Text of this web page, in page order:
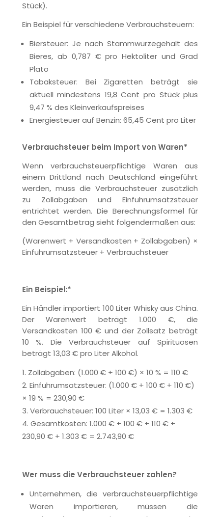
Stück).
Ein Beispiel für verschiedene Verbrauchsteuern:
Biersteuer: Je nach Stammwürzegehalt des
Bieres, ab 0,787 € pro Hektoliter und Grad
Plato
Tabaksteuer: Bei Zigaretten beträgt sie
aktuell mindestens 19,8 Cent pro Stück plus
9,47 % des Kleinverkaufspreises
Energiesteuer auf Benzin: 65,45 Cent pro Liter
Verbrauchsteuer beim Import von Waren*
Wenn verbrauchsteuerpflichtige Waren aus
einem Drittland nach Deutschland eingeführt
werden, muss die Verbrauchsteuer zusätzlich
zu Zollabgaben und Einfuhrumsatzsteuer
entrichtet werden. Die Berechnungsformel für
den Gesamtbetrag sieht folgendermaßen aus:
(Warenwert + Versandkosten + Zollabgaben) ×
Einfuhrumsatzsteuer + Verbrauchsteuer
Ein Beispiel:*
Ein Händler importiert 100 Liter Whisky aus China.
Der Warenwert beträgt 1.000 €, die
Versandkosten 100 € und der Zollsatz beträgt
10 %. Die Verbrauchsteuer auf Spirituosen
beträgt 13,03 € pro Liter Alkohol.
Zollabgaben: (1.000 € + 100 €) × 10 % = 110 €
Einfuhrumsatzsteuer: (1.000 € + 100 € + 110 €)
× 19 % = 230,90 €
Verbrauchsteuer: 100 Liter × 13,03 € = 1.303 €
Gesamtkosten: 1.000 € + 100 € + 110 € +
230,90 € + 1.303 € = 2.743,90 €
Wer muss die Verbrauchsteuer zahlen?
Unternehmen, die verbrauchsteuerpflichtige
Waren importieren, müssen die